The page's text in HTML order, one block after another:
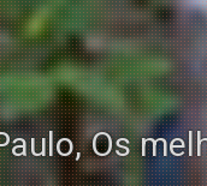
Os